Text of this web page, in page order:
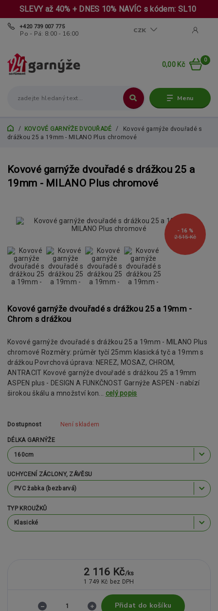
SLEVY až 40% + DNES 10% NAVÍC s kódem: SL10
Menu
CZK
+420 739 007 775
Po - Pá: 8:00 - 16:00
0
0,00 Kč
KOVOVÉ GARNÝŽE DVOUŘADÉ
Kovové garnýže dvouřadé s
drážkou 25 a 19mm - MILANO Plus chromové
Kovové garnýže dvouřadé s drážkou 25 a
19mm - MILANO Plus chromové
2 515 Kč
- 16 %
Kovové garnýže dvouřadé s drážkou 25 a 19mm -
Chrom s drážkou
Kovové garnýže dvouřadé s drážkou 25 a 19mm - MILANO Plus
chromové Rozměry: průměr tyčí 25mm klasická tyč a 19mm s
drážkou Povrchová úprava: NEREZ, MOSAZ, CHROM,
ANTRACIT Kovové garnýže dvouřadé s drážkou 25 a 19mm
ASPEN plus - DESIGN A FUNKČNOST Garnýže ASPEN - nabízí
širokou škálu a množství kon... celý popis
Dostupnost Není skladem
DÉLKA GARNÝŽE
UCHYCENÍ ZÁCLONY, ZÁVĚSU
TYP KROUŽKŮ
2 116 Kč/ks
1 749 Kč bez DPH
Přidat do košíku